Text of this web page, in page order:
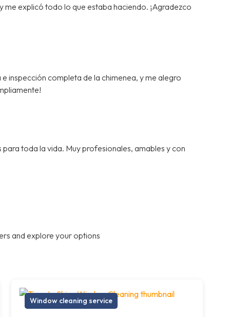
explicó todo lo que estaba haciendo. ¡Agradezco
inspección completa de la chimenea, y me alegro
toda la vida. Muy profesionales, amables y con
and explore your options
Window cleaning service